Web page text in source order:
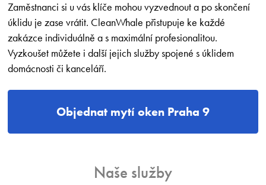
Zaměstnanci si u vás klíče mohou vyzvednout a po skončení
úklidu je zase vrátit. CleanWhale přistupuje ke každé
zakázce individuálně a s maximální profesionalitou.
Vyzkoušet můžete i další jejich služby spojené s úklidem
domácnosti či kanceláří.
Objednat mytí oken Praha 9
Naše služby